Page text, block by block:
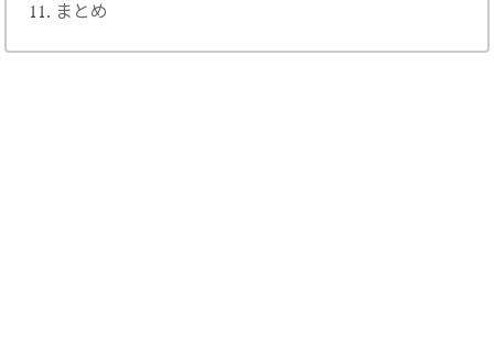
まとめ